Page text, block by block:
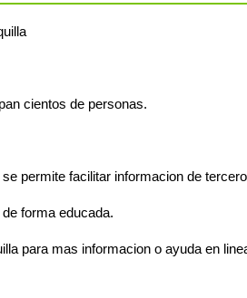
cientos de personas.
permite facilitar informacion de
forma educada.
para mas informacion o ayuda en